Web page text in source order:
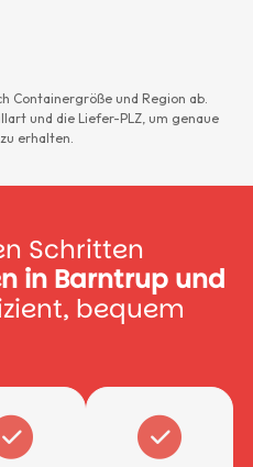
Containergröße und Region ab.
und die Liefer-PLZ, um genaue
erhalten.
Schritten
in Barntrup und
bequem